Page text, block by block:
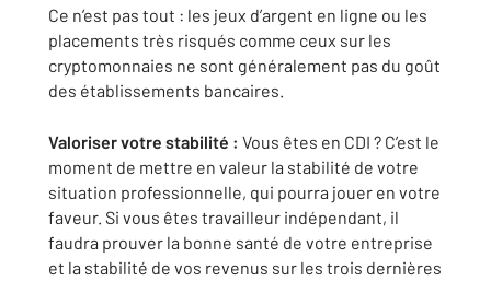
Ce n’est pas tout : les jeux d’argent en ligne ou les
placements très risqués comme ceux sur les
cryptomonnaies ne sont généralement pas du goût
des établissements bancaires.
Valoriser votre stabilité : Vous êtes en CDI ? C’est le
moment de mettre en valeur la stabilité de votre
situation professionnelle, qui pourra jouer en votre
faveur. Si vous êtes travailleur indépendant, il
faudra prouver la bonne santé de votre entreprise
et la stabilité de vos revenus sur les trois dernières